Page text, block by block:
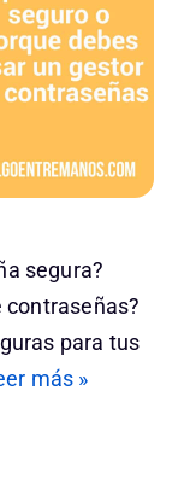
segura?
contraseñas?
para tus
más »